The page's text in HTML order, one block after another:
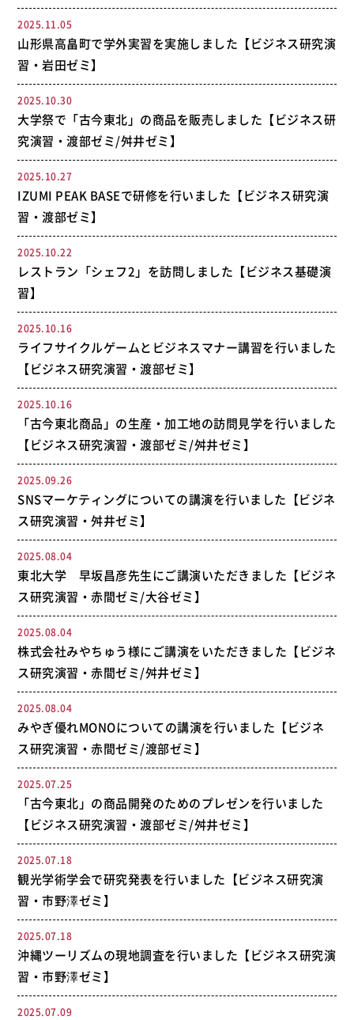
2025.11.05
山形県高畠町で学外実習を実施しました【ビジネス研究演
習・岩田ゼミ】
2025.10.30
大学祭で「古今東北」の商品を販売しました【ビジネス研
究演習・渡部ゼミ/舛井ゼミ】
2025.10.27
IZUMI PEAK BASEで研修を行いました【ビジネス研究演
習・渡部ゼミ】
2025.10.22
レストラン「シェフ2」を訪問しました【ビジネス基礎演
習】
2025.10.16
ライフサイクルゲームとビジネスマナー講習を行いました
【ビジネス研究演習・渡部ゼミ】
2025.10.16
「古今東北商品」の生産・加工地の訪問見学を行いました
【ビジネス研究演習・渡部ゼミ/舛井ゼミ】
2025.09.26
SNSマーケティングについての講演を行いました【ビジネ
ス研究演習・舛井ゼミ】
2025.08.04
東北大学 早坂昌彦先生にご講演いただきました【ビジネ
ス研究演習・赤間ゼミ/大谷ゼミ】
2025.08.04
株式会社みやちゅう様にご講演をいただきました【ビジネ
ス研究演習・赤間ゼミ/舛井ゼミ】
2025.08.04
みやぎ優れMONOについての講演を行いました【ビジネ
ス研究演習・赤間ゼミ/渡部ゼミ】
2025.07.25
「古今東北」の商品開発のためのプレゼンを行いました
【ビジネス研究演習・渡部ゼミ/舛井ゼミ】
2025.07.18
観光学術学会で研究発表を行いました【ビジネス研究演
習・市野澤ゼミ】
2025.07.18
沖縄ツーリズムの現地調査を行いました【ビジネス研究演
習・市野澤ゼミ】
2025.07.09